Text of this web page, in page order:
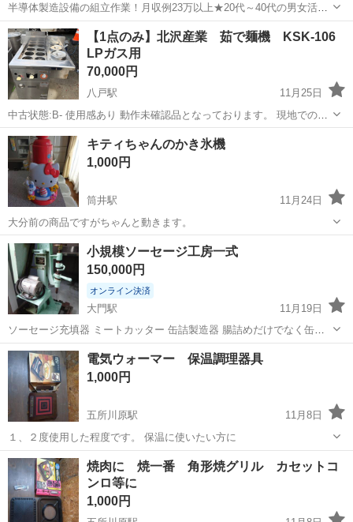
半導体製造設備の組立作業！月収例23万以上★20代～40代の男女活躍
中中！社会保険完備！送迎あり！◎マイカー通勤OK＆無料駐車場完
備！作業着無償貸与◎食堂利用可★《宮城県黒川郡大和町》 人気の工
場のお仕事 ◇半導体製造設備...
宮城 泉中央駅 その他
【1点のみ】北沢産業 茹で麺機 KSK-106
LPガス用
70,000円
八戸駅
11月25日
中古状態:B- 使用感あり 動作未確認品となっております。 現地での直
接ご確認大歓迎です！ 【店舗引渡の場合】 住所:〒039-1105 八戸市八
幡五日町31-1 営業時間:9時〜17時 定休日:水曜日・その他不定休もあ...
青森 八戸市 キッチン家電
キティちゃんのかき氷機
1,000円
筒井駅
11月24日
大分前の商品ですがちゃんと動きます。
青森 青森市 筒井駅 キッチン家電 かき氷
小規模ソーセージ工房一式
150,000円
オンライン決済
大門駅
11月19日
ソーセージ充填器 ミートカッター 缶詰製造器 腸詰めだけでなく缶詰
にする事で日持ちします。スパムを作る事ができます。
青森 十和田市 大門駅 キッチン家電 ソーセージ
電気ウォーマー 保温調理器具
1,000円
五所川原駅
11月8日
１、２度使用した程度です。 保温に使いたい方に
青森 五所川原市 五所川原駅 キッチン家電
焼肉に 焼一番 角形焼グリル カセットコ
ンロ等に
1,000円